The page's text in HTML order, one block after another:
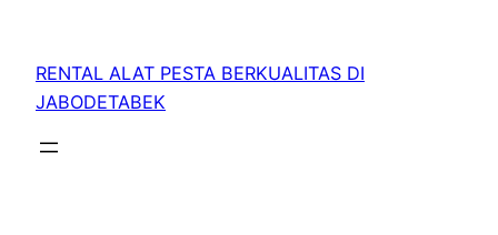
RENTAL ALAT PESTA BERKUALITAS DI
JABODETABEK